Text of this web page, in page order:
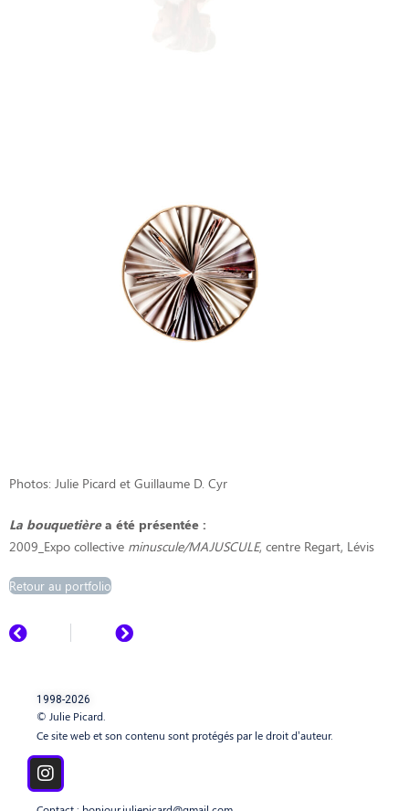
Photos: Julie Picard et Guillaume D. Cyr
La bouquetièrea été présentée :
2009_Expo collective minuscule/MAJUSCULE, centre Regart, Lévis
Retour au portfolio
© Julie Picard.
Ce site web et son contenu sont protégés par le droit d’auteur.
1998-2026